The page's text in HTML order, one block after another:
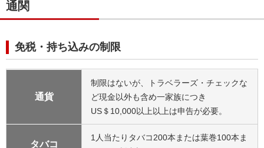
通関
免税・持ち込みの制限
通貨
制限はないが、トラベラーズ・チェックな
ど現金以外も含め一家族につき
US＄10,000以上以上は申告が必要。
タバコ
1人当たりタバコ200本または葉巻100本ま